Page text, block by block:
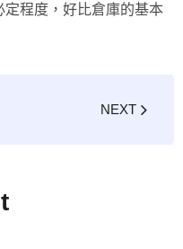
程度，好比倉庫的基本
NEXT